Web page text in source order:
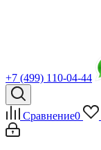
+7 (499) 110-04-44
Сравнение0